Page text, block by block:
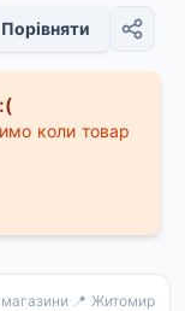
Порівняти
коли товар
· 📍 Житомир